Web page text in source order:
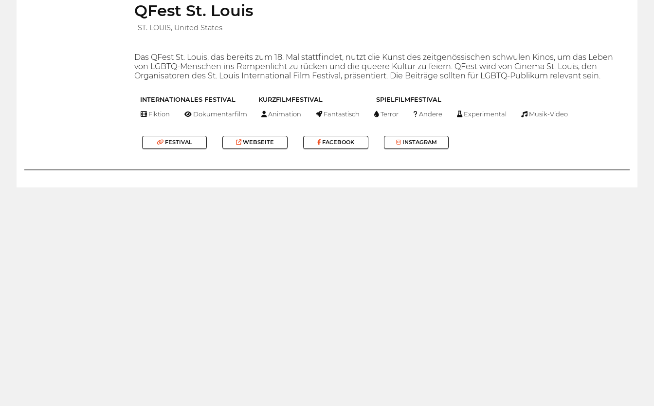
QFest St. Louis
ST. LOUIS, United States
Das QFest St. Louis, das bereits zum 18. Mal stattfindet, nutzt die Kunst des zeitgenössischen schwulen Kinos, um das Leben
von LGBTQ-Menschen ins Rampenlicht zu rücken und die queere Kultur zu feiern. QFest wird von Cinema St. Louis, den
Organisatoren des St. Louis International Film Festival, präsentiert. Die Beiträge sollten für LGBTQ-Publikum relevant sein.
INTERNATIONALES FESTIVAL KURZFILMFESTIVAL SPIELFILMFESTIVAL
Fiktion Dokumentarfilm Animation Fantastisch Terror Andere Experimental Musik-Video
FESTIVAL WEBSEITE FACEBOOK INSTAGRAM